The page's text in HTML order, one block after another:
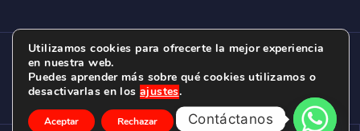
ESCUELA DE SURF LAS DUNAS ©
2026.
C/ BERNARDO ÁLVAREZ GALAN 1, SALINAS
(ASTURIAS)
Utilizamos cookies para ofrecerte la mejor experiencia
en nuestra web.
Puedes aprender más sobre qué cookies utilizamos o
desactivarlas en los ajustes.
Aceptar Rechazar Ajustes
Contáctanos